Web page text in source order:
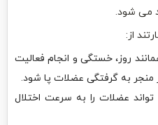
می شود.
از:
روز، خستگی و انجام فعالیت
منجر به گرفتگی عضلات پا شود.
عضلات را به سرعت اختلال